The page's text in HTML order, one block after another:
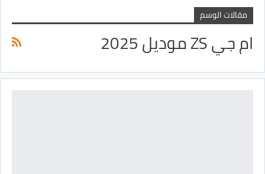
مقالات الوسم
ام جي ZS موديل 2025